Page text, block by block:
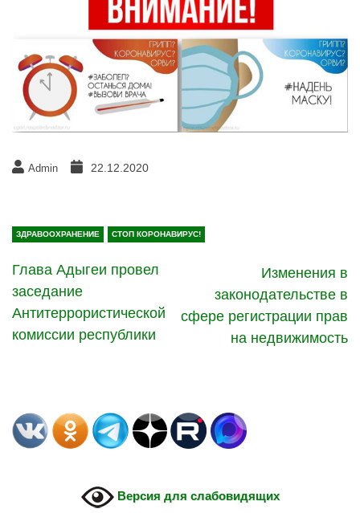
Admin 22.12.2020
ЗДРАВООХРАНЕНИЕ СТОП КОРОНАВИРУС!
Глава Адыгеи провел
заседание
Антитеррористической
комиссии республики
Изменения в
законодательстве в
сфере регистрации прав
на недвижимость
Версия для слабовидящих